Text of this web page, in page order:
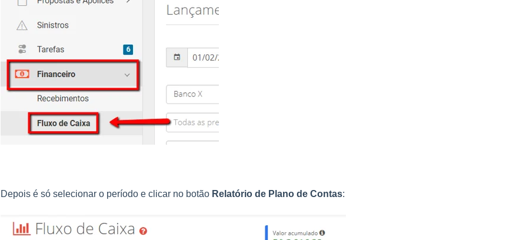
Depois é só selecionar o período e clicar no botão Relatório de Plano de Contas: